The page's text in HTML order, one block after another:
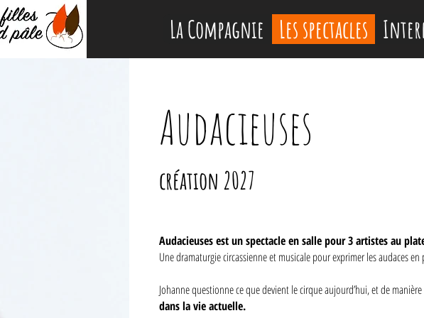
La Compagnie Les spectacles
Audacieuses
création 2027
Audacieuses est un spectacle en salle pour 3 artistes au
Une dramaturgie circassienne et musicale pour exprimer les audaces
Johanne questionne ce que devient le cirque aujourd’hui, et de
dans la vie actuelle.